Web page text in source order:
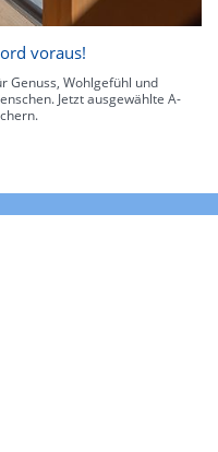
voraus!
Genuss, Wohlgefühl und
Jetzt ausgewählte A-